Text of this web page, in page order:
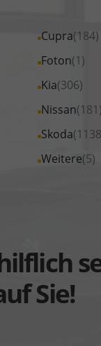
Cupra(184)
Alle
Fahrzeuge
Cupra
anzeigen
Foton(1)
Alle
Fahrzeuge
Foton
anzeigen
Kia(306)
Alle
Fahrzeuge
Kia
anzeigen
Nissan(181)
Alle
Fahrzeuge
Nissan
Skoda
Alle
Fahrzeuge
Weitere(5)
Alle
Sie!